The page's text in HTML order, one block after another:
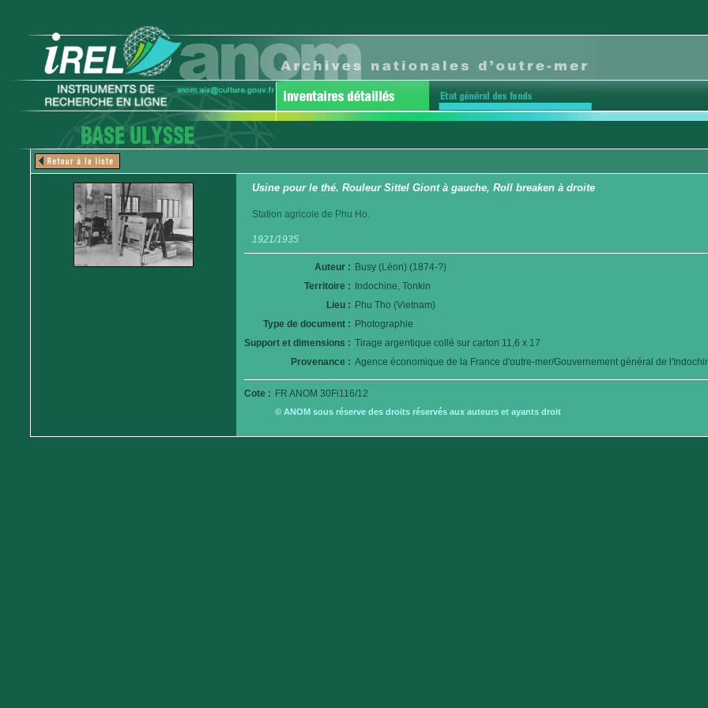
Usine pour le thé. Rouleur Sittel Giont à gauche, Roll breaken à droite
Station agricole de Phu Ho.
1921/1935
Auteur : Busy (Léon) (1874-?)
Territoire :
Indochine, Tonkin
Lieu : Phu Tho (Vietnam)
Type de document : Photographie
Support et dimensions : Tirage argentique collé sur carton 11,6 x 17
Provenance : Agence économique de la France d'outre-mer/Gouvernement général de
Cote : FR ANOM 30Fi116/12
© ANOM sous réserve des droits réservés aux auteurs et ayants droit